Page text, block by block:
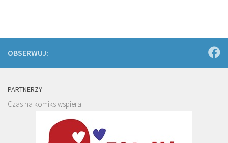
OBSERWUJ:
PARTNERZY
Czas na komiks wspiera: